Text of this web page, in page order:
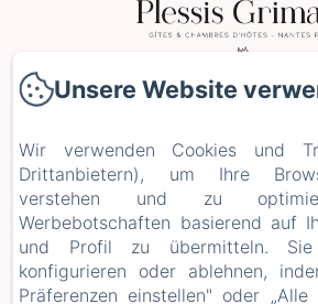
2 Le Plessis Grimaud, Saint-
Startseite
Zimmer
Aufenthalte und Workshops
+ weitere Infos
Unsere Website
Wir verwenden Cookies und
Drittanbietern), um Ihre
verstehen und zu
Werbebotschaften basierend auf
und Profil zu übermitteln. Sie
konfigurieren oder ablehnen,
Präferenzen einstellen" oder „Alle